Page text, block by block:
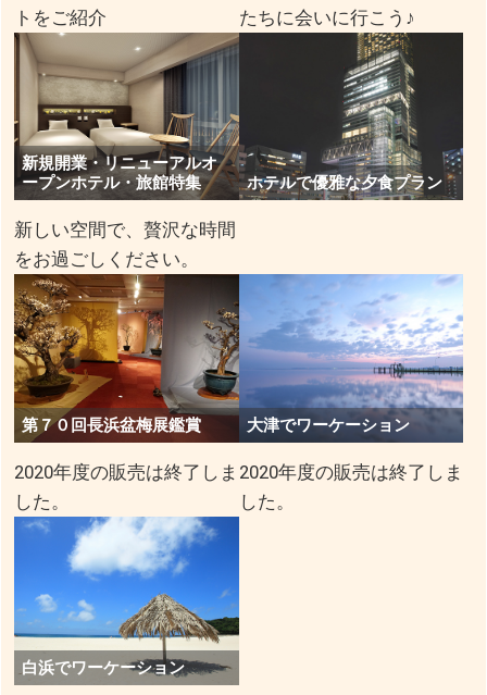
トをご紹介
たちに会いに行こう♪
新規開業・リニューアルオ
ープンホテル・旅館特集
新しい空間で、贅沢な時間
をお過ごしください。
ホテルで優雅な夕食プラン
第７０回長浜盆梅展鑑賞
2020年度の販売は終了しま
した。
大津でワーケーション
2020年度の販売は終了しま
した。
白浜でワーケーション